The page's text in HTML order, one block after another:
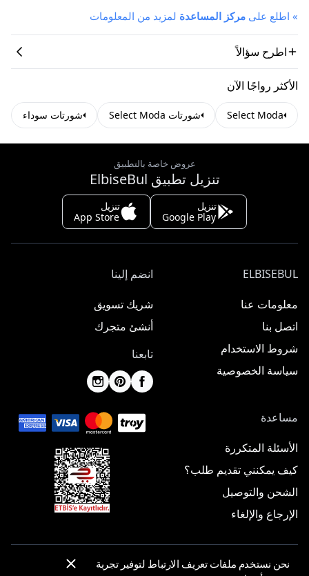
» اطلع على مركز المساعدة لمزيد من المعلومات
اطرح سؤالاً
الأكثر رواجًا الآن
Select Moda شورتات Select Moda شورتات سوداء
عروض خاصة بالتطبيق
تنزيل تطبيق ElbiseBul
تنزيل
Google Play
تنزيل
App Store
ELBISEBUL
معلومات عنا
اتصل بنا
شروط الاستخدام
سياسة الخصوصية
انضم إلينا
شريك تسويق
أنشئ متجرك
تابعنا
مساعدة
الأسئلة المتكررة
كيف يمكنني تقديم طلب؟
الشحن والتوصيل
الإرجاع والإلغاء
نحن نستخدم ملفات تعريف الارتباط لتوفير تجربة